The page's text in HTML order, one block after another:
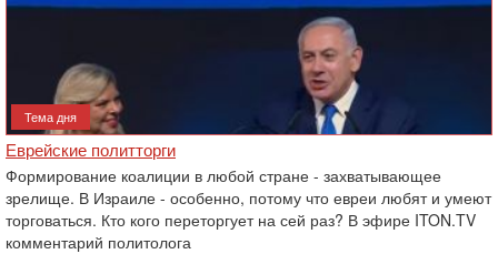
Тема дня
Еврейские политторги
Формирование коалиции в любой стране - захватывающее
зрелище. В Израиле - особенно, потому что евреи любят и умеют
торговаться. Кто кого переторгует на сей раз? В эфире ITON.TV
комментарий политолога